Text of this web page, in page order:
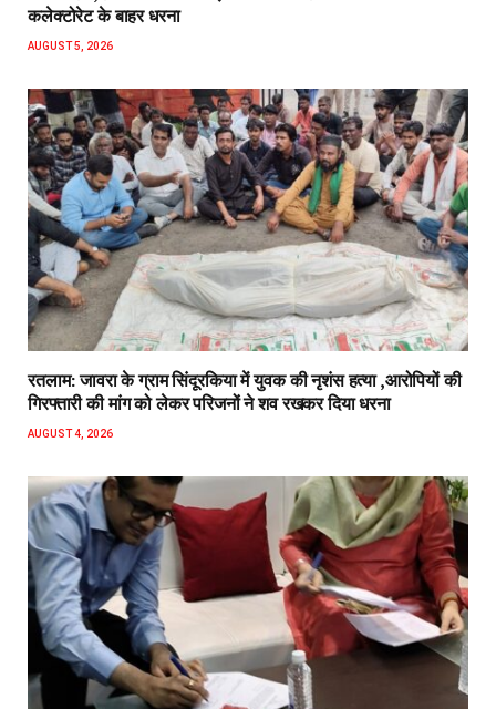
कलेक्टोरेट के बाहर धरना
AUGUST 5, 2026
रतलाम: जावरा के ग्राम सिंदूरकिया में युवक की नृशंस हत्या ,आरोपियों की
गिरफ्तारी की मांग को लेकर परिजनों ने शव रखकर दिया धरना
AUGUST 4, 2026